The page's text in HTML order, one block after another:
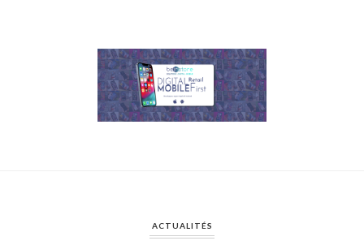
ACTUALITÉS